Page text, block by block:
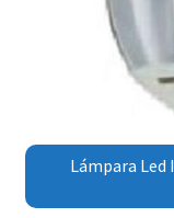
Lámpara Led